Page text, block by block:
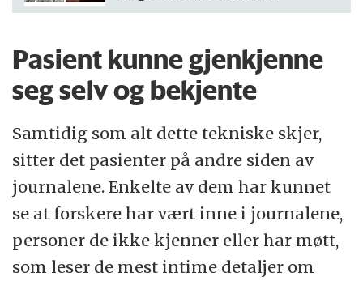
Pasient kunne gjenkjenne
seg selv og bekjente
Samtidig som alt dette tekniske skjer,
sitter det pasienter på andre siden av
journalene. Enkelte av dem har kunnet
se at forskere har vært inne i journalene,
personer de ikke kjenner eller har møtt,
som leser de mest intime detaljer om